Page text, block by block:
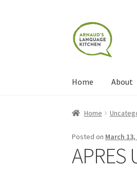
Skip
to
navigation
Skip
to
content
Home About
Home About Blog
ShopTerms and
Home
Posted on March 13,
APRES